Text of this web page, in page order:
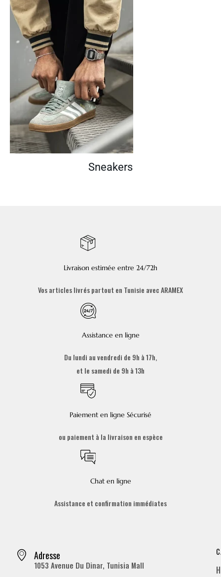
Sneakers
Livraison estimée entre 24/72h
Vos articles livrés partout en Tunisie avec ARAMEX
Assistance en ligne
Du lundi au vendredi de 9h à 17h,
et le samedi de 9h à 13h
Paiement en ligne Sécurisé
ou paiement à la livraison en espèce
Chat en ligne
Assistance et confirmation immédiates
Adresse
1053 Avenue Du Dinar, Tunisia Mall